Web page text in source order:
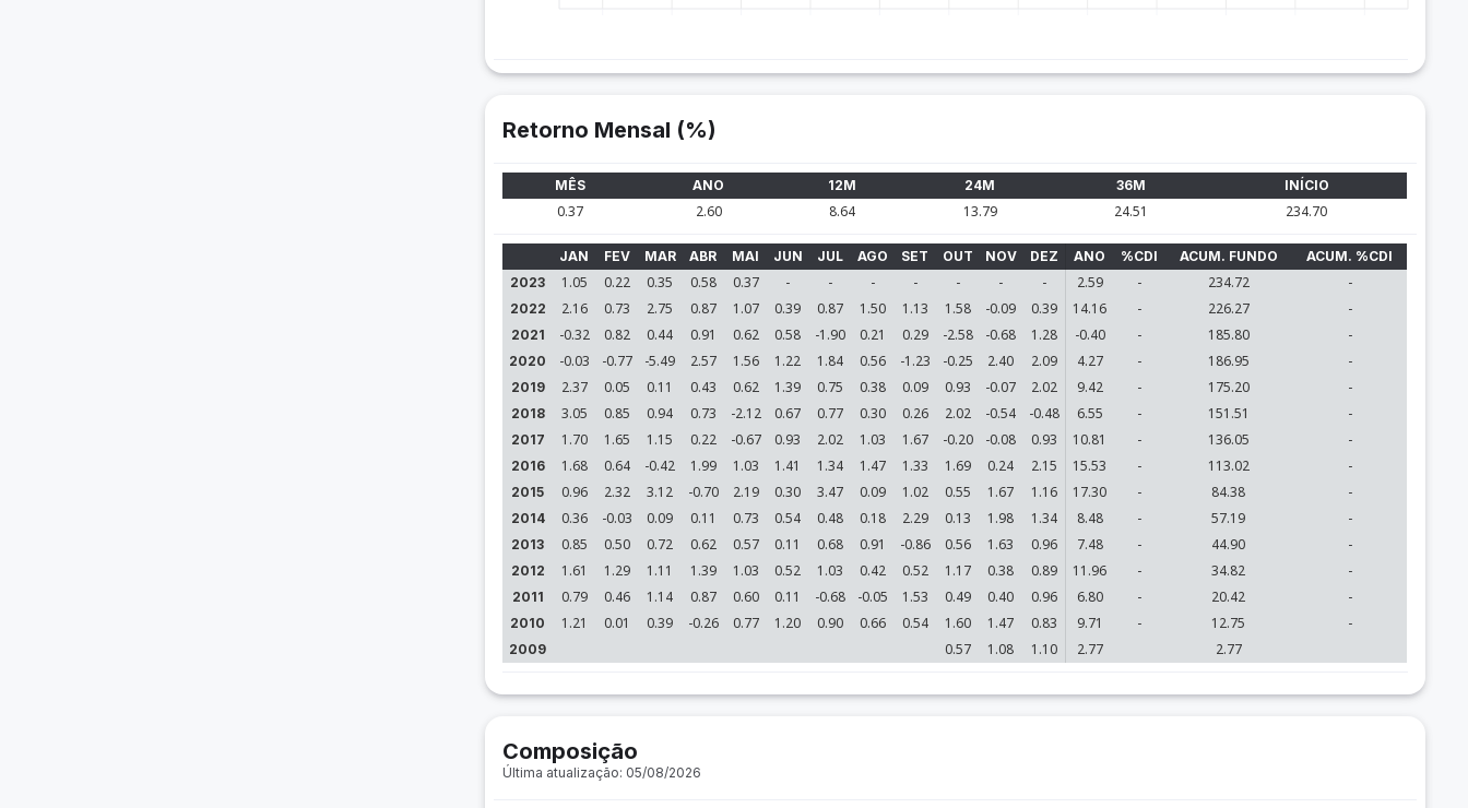
Retorno Mensal (%)
MÊS ANO 12M 24M 36M INÍCIO
0.37 2.60 8.64 13.79 24.51 234.70
JAN FEV MAR ABR MAI JUN JUL AGO SET OUT NOV DEZ ANO %CDI ACUM. FUNDO
ACUM. %CDI
2023
1.05 0.22 0.35 0.58 0.37 - - - - - - - 2.59 - 234.72 -
2022 2.16 0.73 2.75 0.87 1.07 0.39 0.87 1.50 1.13 1.58 -0.09 0.39 14.16 - 226.27 -
2021 -0.32 0.82 0.44 0.91 0.62 0.58 -1.90 0.21 0.29 -2.58 -0.68 1.28 -0.40 - 185.80 -
2020 -0.03 -0.77 -5.49 2.57 1.56 1.22 1.84 0.56 -1.23 -0.25 2.40 2.09 4.27 - 186.95 -
2019 2.37 0.05 0.11 0.43 0.62 1.39 0.75 0.38 0.09 0.93 -0.07 2.02 9.42 - 175.20 -
2018 3.05 0.85 0.94 0.73 -2.12 0.67 0.77 0.30 0.26 2.02 -0.54 -0.48 6.55 - 151.51 -
2017 1.70 1.65 1.15 0.22 -0.67 0.93 2.02 1.03 1.67 -0.20 -0.08 0.93 10.81 - 136.05 -
2016 1.68 0.64 -0.42 1.99 1.03 1.41 1.34 1.47 1.33 1.69 0.24 2.15 15.53 - 113.02 -
2015 0.96 2.32 3.12 -0.70 2.19 0.30 3.47 0.09 1.02 0.55 1.67 1.16 17.30 - 84.38 -
2014 0.36 -0.03 0.09 0.11 0.73 0.54 0.48 0.18 2.29 0.13 1.98 1.34 8.48 - 57.19 -
2013 0.85 0.50 0.72 0.62 0.57 0.11 0.68 0.91 -0.86 0.56 1.63 0.96 7.48 - 44.90 -
2012 1.61 1.29 1.11 1.39 1.03 0.52 1.03 0.42 0.52 1.17 0.38 0.89 11.96 - 34.82 -
2011 0.79 0.46 1.14 0.87 0.60 0.11 -0.68 -0.05 1.53 0.49 0.40 0.96 6.80 - 20.42 -
2010 1.21 0.01 0.39 -0.26 0.77 1.20 0.90 0.66 0.54 1.60 1.47 0.83 9.71 - 12.75 -
2009 0.57 1.08 1.10 2.77 2.77
Composição
Última atualização: 05/08/2026